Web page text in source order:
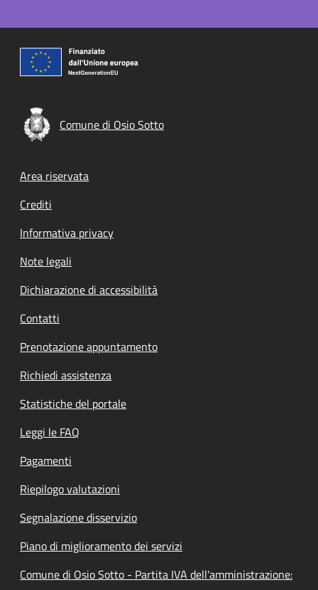
Comune di Osio Sotto
Footer menu
Area riservata
Crediti
Informativa privacy
Note legali
Dichiarazione di accessibilità
Contatti
Prenotazione appuntamento
Richiedi assistenza
Statistiche del portale
Leggi le FAQ
Pagamenti
Riepilogo valutazioni
Segnalazione disservizio
Piano di miglioramento dei servizi
Comune di Osio Sotto - Partita IVA dell'amministrazione: